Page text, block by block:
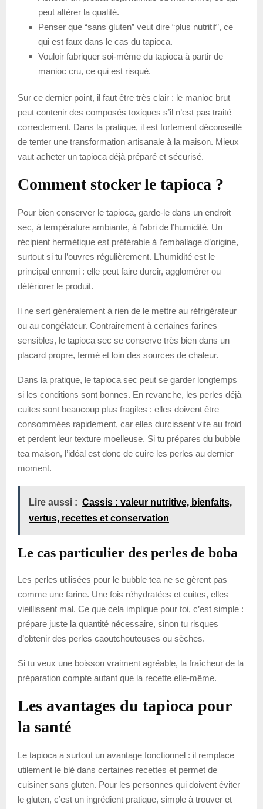
peut altérer la qualité.
Penser que “sans gluten” veut dire “plus nutritif”, ce
qui est faux dans le cas du tapioca.
Vouloir fabriquer soi-même du tapioca à partir de
manioc cru, ce qui est risqué.
Sur ce dernier point, il faut être très clair : le manioc brut
peut contenir des composés toxiques s’il n’est pas traité
correctement. Dans la pratique, il est fortement déconseillé
de tenter une transformation artisanale à la maison. Mieux
vaut acheter un tapioca déjà préparé et sécurisé.
Comment stocker le tapioca ?
Pour bien conserver le tapioca, garde-le dans un endroit
sec, à température ambiante, à l’abri de l’humidité. Un
récipient hermétique est préférable à l’emballage d’origine,
surtout si tu l’ouvres régulièrement. L’humidité est le
principal ennemi : elle peut faire durcir, agglomérer ou
détériorer le produit.
Il ne sert généralement à rien de le mettre au réfrigérateur
ou au congélateur. Contrairement à certaines farines
sensibles, le tapioca sec se conserve très bien dans un
placard propre, fermé et loin des sources de chaleur.
Dans la pratique, le tapioca sec peut se garder longtemps
si les conditions sont bonnes. En revanche, les perles déjà
cuites sont beaucoup plus fragiles : elles doivent être
consommées rapidement, car elles durcissent vite au froid
et perdent leur texture moelleuse. Si tu prépares du bubble
tea maison, l’idéal est donc de cuire les perles au dernier
moment.
Lire aussi : Cassis : valeur nutritive, bienfaits,
vertus, recettes et conservation
Le cas particulier des perles de boba
Les perles utilisées pour le bubble tea ne se gèrent pas
comme une farine. Une fois réhydratées et cuites, elles
vieillissent mal. Ce que cela implique pour toi, c’est simple :
prépare juste la quantité nécessaire, sinon tu risques
d’obtenir des perles caoutchouteuses ou sèches.
Si tu veux une boisson vraiment agréable, la fraîcheur de la
préparation compte autant que la recette elle-même.
Les avantages du tapioca pour
la santé
Le tapioca a surtout un avantage fonctionnel : il remplace
utilement le blé dans certaines recettes et permet de
cuisiner sans gluten. Pour les personnes qui doivent éviter
le gluten, c’est un ingrédient pratique, simple à trouver et